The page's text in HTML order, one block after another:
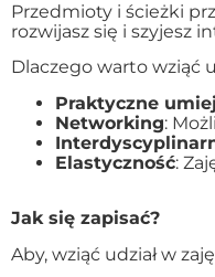
Przedmioty i ścieżki
rozwijasz się i szyjesz
Dlaczego warto wziąć
Praktyczne
Networking:
Elastyczność:
Jak się zapisać?
Aby, wziąć udział w